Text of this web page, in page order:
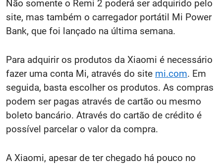
Não somente o Remi 2 poderá ser adquirido pelo
site, mas também o carregador portátil Mi Power
Bank, que foi lançado na última semana.
Para adquirir os produtos da Xiaomi é necessário
fazer uma conta Mi, através do site mi.com. Em
seguida, basta escolher os produtos. As compras
podem ser pagas através de cartão ou mesmo
boleto bancário. Através do cartão de crédito é
possível parcelar o valor da compra.
A Xiaomi, apesar de ter chegado há pouco no